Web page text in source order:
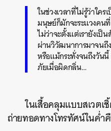
ในช่วงเวลาที่ไม่รู้ว่าใคร
มนุษย์ก็มักจะระแวงคน
ไม่ว่าจะตั้งแต่เรายังเป็
ผ่านวิวัฒนาการมาจนถึ
หรือแม้กระทั่งจนถึงวันนี้
ภัยเมื่อผิดกลิ่น…
ในเสื้อคลุมแบบสเวตเ
ถ่ายทอดทางโทรทัศน์ในค่ำ